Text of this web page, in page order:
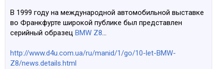
В 1999 году на международной автомобильной выставке
во Франкфурте широкой публике был представлен
серийный образец BMW Z8...
http://www.d4u.com.ua/ru/manid/1/go/10-let-BMW-
Z8/news.details.html